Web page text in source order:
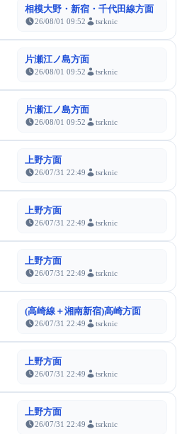
相模大野・新宿・千代田線方面
26/08/01 09:52 tsrknic
片瀬江ノ島方面
26/08/01 09:52 tsrknic
片瀬江ノ島方面
26/08/01 09:52 tsrknic
上野方面
26/07/31 22:49 tsrknic
上野方面
26/07/31 22:49 tsrknic
上野方面
26/07/31 22:49 tsrknic
(高崎線＋湘南新宿)高崎方面
26/07/31 22:49 tsrknic
上野方面
26/07/31 22:49 tsrknic
上野方面
26/07/31 22:49 tsrknic